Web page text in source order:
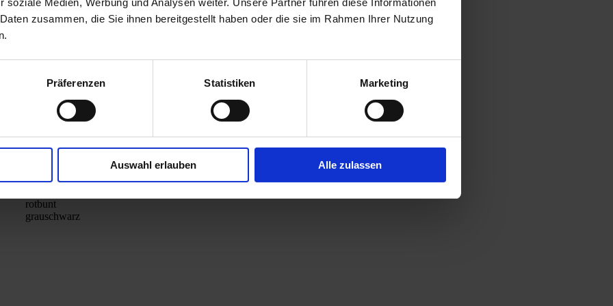
soziale Medien, Werbung und Analysen weiter. Unsere Partner führen diese Informationen
zusammen, die Sie ihnen bereitgestellt haben oder die sie im Rahmen Ihrer Nutzung
Präferenzen Statistiken Marketing
Auswahl erlauben Alle zulassen
m2
grau
heidebraun
rotbunt
grauschwarz
muschelkalk
heidebraun
rotbunt
grauschwarz